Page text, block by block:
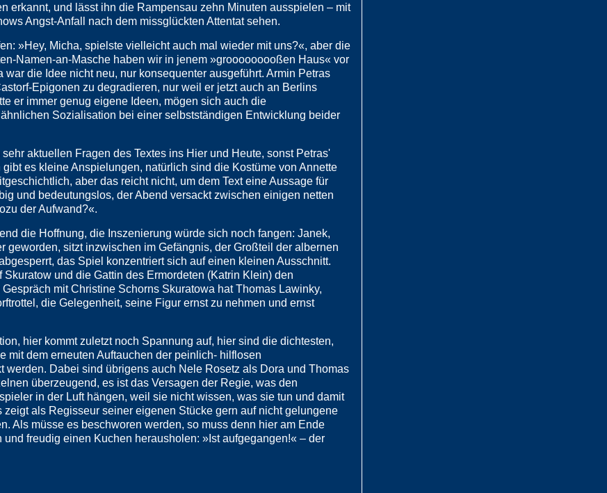
erkannt, und lässt ihn die Rampensau zehn Minuten ausspielen – mit
Angst-Anfall nach dem missglückten Attentat sehen.
»Hey, Micha, spielste vielleicht auch mal wieder mit uns?«, aber die
Namen-an-Masche haben wir in jenem »grooooooooßen Haus« vor
war die Idee nicht neu, nur konsequenter ausgeführt. Armin Petras
Epigonen zu degradieren, nur weil er jetzt auch an Berlins
er immer genug eigene Ideen, mögen sich auch die
Sozialisation bei einer selbstständigen Entwicklung beider
aktuellen Fragen des Textes ins Hier und Heute, sonst Petras'
es kleine Anspielungen, natürlich sind die Kostüme von Annette
aber das reicht nicht, um dem Text eine Aussage für
und bedeutungslos, der Abend versackt zwischen einigen netten
der Aufwand?«.
die Hoffnung, die Inszenierung würde sich noch fangen: Janek,
geworden, sitzt inzwischen im Gefängnis, der Großteil der albernen
das Spiel konzentriert sich auf einen kleinen Ausschnitt.
und die Gattin des Ermordeten (Katrin Klein) den
mit Christine Schorns Skuratowa hat Thomas Lawinky,
die Gelegenheit, seine Figur ernst zu nehmen und ernst
hier kommt zuletzt noch Spannung auf, hier sind die dichtesten,
mit dem erneuten Auftauchen der peinlich- hilflosen
werden. Dabei sind übrigens auch Nele Rosetz als Dora und Thomas
überzeugend, es ist das Versagen der Regie, was den
in der Luft hängen, weil sie nicht wissen, was sie tun und damit
als Regisseur seiner eigenen Stücke gern auf nicht gelungene
Als müsse es beschworen werden, so muss denn hier am Ende
freudig einen Kuchen herausholen: »Ist aufgegangen!« – der